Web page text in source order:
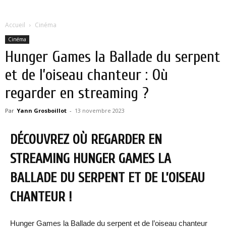
Accueil Cinéma
Cinéma
Hunger Games la Ballade du serpent
et de l’oiseau chanteur : Où
regarder en streaming ?
Par Yann Grosboillot - 13 novembre 2023
DÉCOUVREZ OÙ REGARDER EN
STREAMING HUNGER GAMES LA
BALLADE DU SERPENT ET DE L’OISEAU
CHANTEUR !
Hunger Games la Ballade du serpent et de l’oiseau chanteur